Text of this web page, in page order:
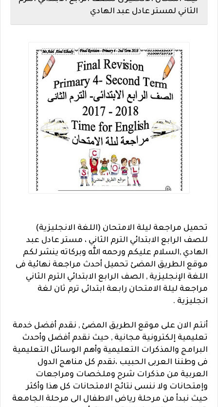
الثاني لمستر عادل عبد الهادي
تحميل مراجعة ليلة الامتحان (اللغة الانجليزية)
للصف الرابع الابتدائي الترم الثاني ، مستر عادل عبد
الهادي ,السلام عليكم ورحمه الله وبركاته ينشر لكم
موقع الطريق المضئ تحميل أحدث مراجعة نهائية فى
اللغة الإنجليزية , الصف الرابع الابتدائي الترم الثاني
مراجعة ليلة الامتحان رابعة ابتدائى ترم ثان لغة
انجليزية .
أنتم الان على موقع الطريق المضئ , نقدم أفضل خدمة
تعليمية إلكترونية مجانية , حيث نقدم أفضل وأحدث
البرامج والمذكرات التعليمية وأهم الوسائل التعليمية
فى وطننا العربى الحبيب ،نقدم كل مناهج الدول
العربية من مذكرات شرح وملخصات ومراجعات
وإمتحانات ولا ننسى نتائج الامتحانات كل هذا وأكثر
حيث نبدأ من مرحلة رياض الاطفال الى مرحلة الجامعة